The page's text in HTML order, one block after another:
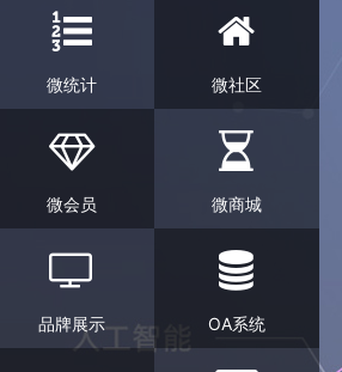
微统计 微社区
微会员 微商城
品牌展示 OA系统